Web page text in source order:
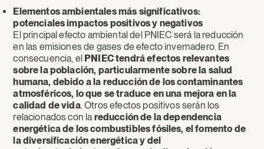
Elementos ambientales más significativos:
potenciales impactos positivos y negativos
El principal efecto ambiental del PNIEC será la reducción
en las emisiones de gases de efecto invernadero. En
consecuencia, el PNIEC tendrá efectos relevantes
sobre la población, particularmente sobre la salud
humana, debido a la reducción de los contaminantes
atmosféricos, lo que se traduce en una mejora en la
calidad de vida. Otros efectos positivos serán los
relacionados con la reducción de la dependencia
energética de los combustibles fósiles, el fomento de
la diversificación energética y del